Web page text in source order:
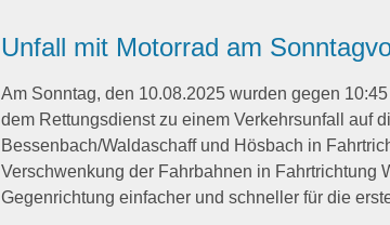
Unfall mit Motorrad am
Am Sonntag, den 10.08.2025 wurden gegen
dem Rettungsdienst zu einem Verkehrsunfall auf
Bessenbach/Waldaschaff und Hösbach in
Verschwenkung der Fahrbahnen in Fahrtrichtung
Gegenrichtung einfacher und schneller für die